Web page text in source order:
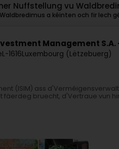
Nuffstellung vu
a kéinten och fir Iech
Management S.A.
L-1616Luxembourg (Lëtzebuerg)
(ISIM) ass
fäerdeg bruecht, d'Vertraue vun